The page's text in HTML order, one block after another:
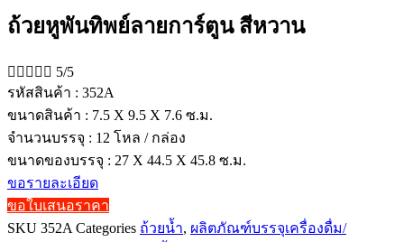
ถ้วยหูพันทิพย์ลายการ์ตูน สีหวาน
     5/5
รหัสสินค้า : 352A
ขนาดสินค้า : 7.5 X 9.5 X 7.6 ซ.ม.
จำนวนบรรจุ : 12 โหล / กล่อง
ขนาดของบรรจุ : 27 X 44.5 X 45.8 ซ.ม.
ขอรายละเอียด
ขอใบเสนอราคา
SKU 352A Categories ถ้วยน้ำ, ผลิตภัณฑ์บรรจุเครื่องดื่ม/